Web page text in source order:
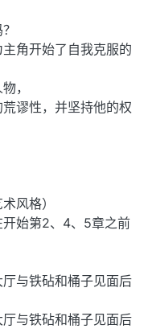
角开始了自我克服的
，
谬性，并坚持他的权
风格）
开始第2、4、5章之前
与铁砧和桶子见面后
与铁砧和桶子见面后